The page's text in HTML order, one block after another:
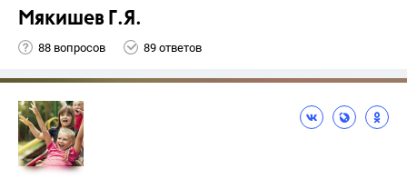
Мякишев Г.Я.
88 вопросов 89 ответов